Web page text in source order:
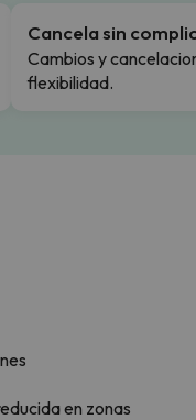
Cancela sin
Cambios y
flexibilidad.
en zonas